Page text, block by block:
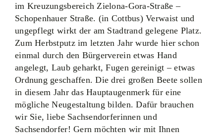
im Kreuzungsbereich Zielona-Gora-Straße –
Schopenhauer Straße. (in Cottbus) Verwaist und
ungepflegt wirkt der am Stadtrand gelegene Platz.
Zum Herbstputz im letzten Jahr wurde hier schon
einmal durch den Bürgerverein etwas Hand
angelegt, Laub geharkt, Fugen gereinigt – etwas
Ordnung geschaffen. Die drei großen Beete sollen
in diesem Jahr das Hauptaugenmerk für eine
mögliche Neugestaltung bilden. Dafür brauchen
wir Sie, liebe Sachsendorferinnen und
Sachsendorfer! Gern möchten wir mit Ihnen